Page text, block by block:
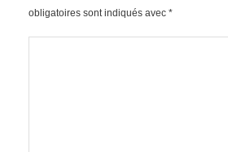
obligatoires sont indiqués avec *